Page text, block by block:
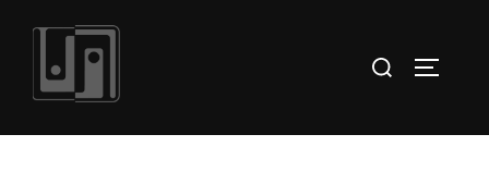
contenu
Rechercher :